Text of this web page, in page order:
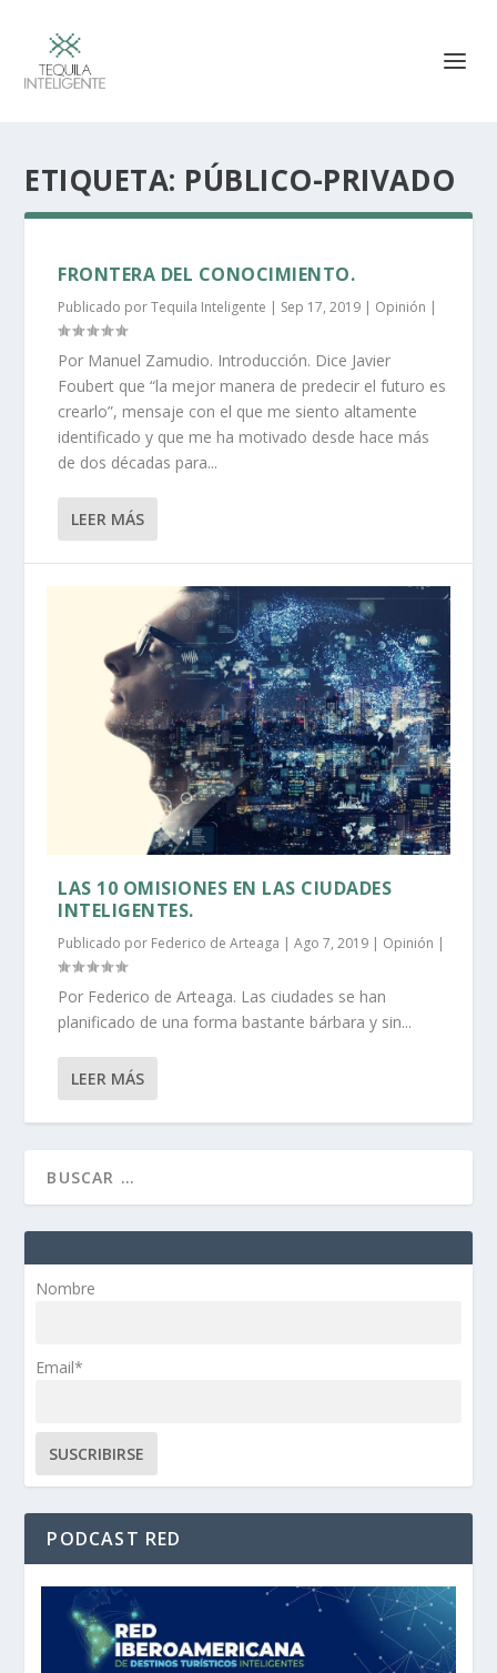
ETIQUETA: PÚBLICO-PRIVADO
FRONTERA DEL CONOCIMIENTO.
Publicado porTequila Inteligente | Sep 17, 2019 | Opinión |
Por Manuel Zamudio. Introducción. Dice Javier
Foubert que “la mejor manera de predecir el futuro es
crearlo”, mensaje con el que me siento altamente
identificado y que me ha motivado desde hace más
de dos décadas para...
LEER MÁS
LAS 10 OMISIONES EN LAS CIUDADES
INTELIGENTES.
Publicado por Federico de Arteaga |Ago 7, 2019 | Opinión |
Por Federico de Arteaga. Las ciudades se han
planificado de una forma bastante bárbara y sin...
LEER MÁS
Nombre
Email*
PODCAST RED